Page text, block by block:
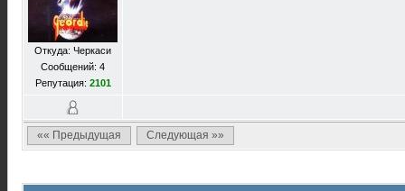
Откуда: Черкаси
Сообщений: 4
Репутация: 2101
«« Предыдущая Следующая »»